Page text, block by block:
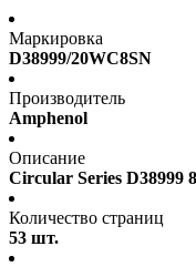
Маркировка
D38999/20WC8SN
Производитель
Amphenol
Описание
Circular Series D38999
Количество страниц
53 шт.